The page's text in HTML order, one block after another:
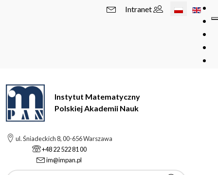
Wybierz swój
Intranet
Instytut Matematyczny
Polskiej Akademii Nauk
ul. Śniadeckich 8, 00-656 Warszawa
+48 22 522 81 00
im@impan.pl
Szukaj